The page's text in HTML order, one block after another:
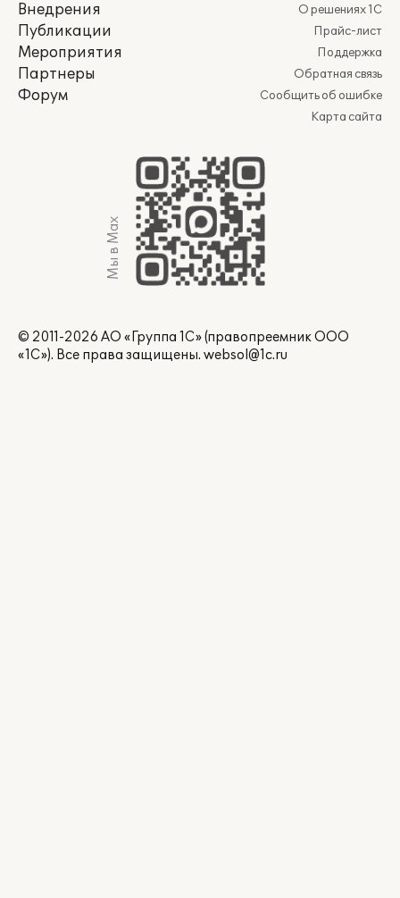
Внедрения
Публикации
Мероприятия
Партнеры
Форум
О решениях 1С
Прайс-лист
Поддержка
Обратная связь
Сообщить об ошибке
Карта сайта
Мы в Max
© 2011-2026 АО «Группа 1С» (правопреемник ООО
«1С»). Все права защищены. websol@1c.ru